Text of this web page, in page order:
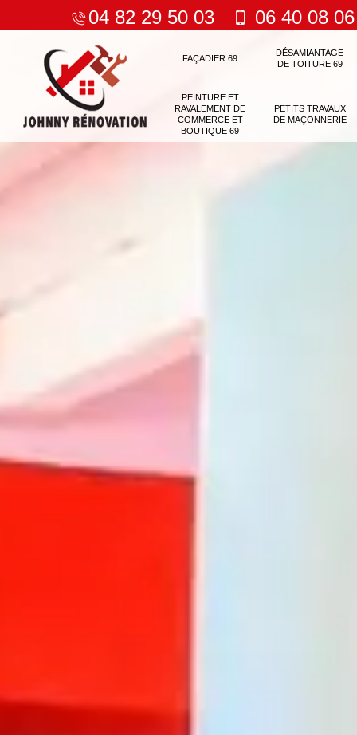
04 82 29 50 03 06 40 08
FAÇADIER 69
DÉSAMIANTAGE
DE TOITURE 69
PEINTURE ET
RAVALEMENT DE
COMMERCE ET
BOUTIQUE 69
PETITS TRAVAUX
DE MAÇONNERIE